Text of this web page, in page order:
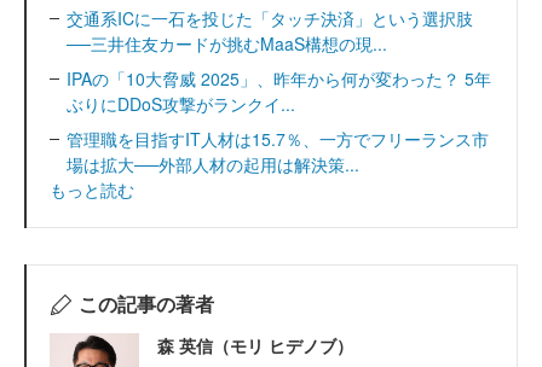
交通系ICに一石を投じた「タッチ決済」という選択肢
──三井住友カードが挑むMaaS構想の現...
IPAの「10大脅威 2025」、昨年から何が変わった？ 5年
ぶりにDDoS攻撃がランクイ...
管理職を目指すIT人材は15.7％、一方でフリーランス市
場は拡大──外部人材の起用は解決策...
もっと読む
この記事の著者
森 英信（モリ ヒデノブ）